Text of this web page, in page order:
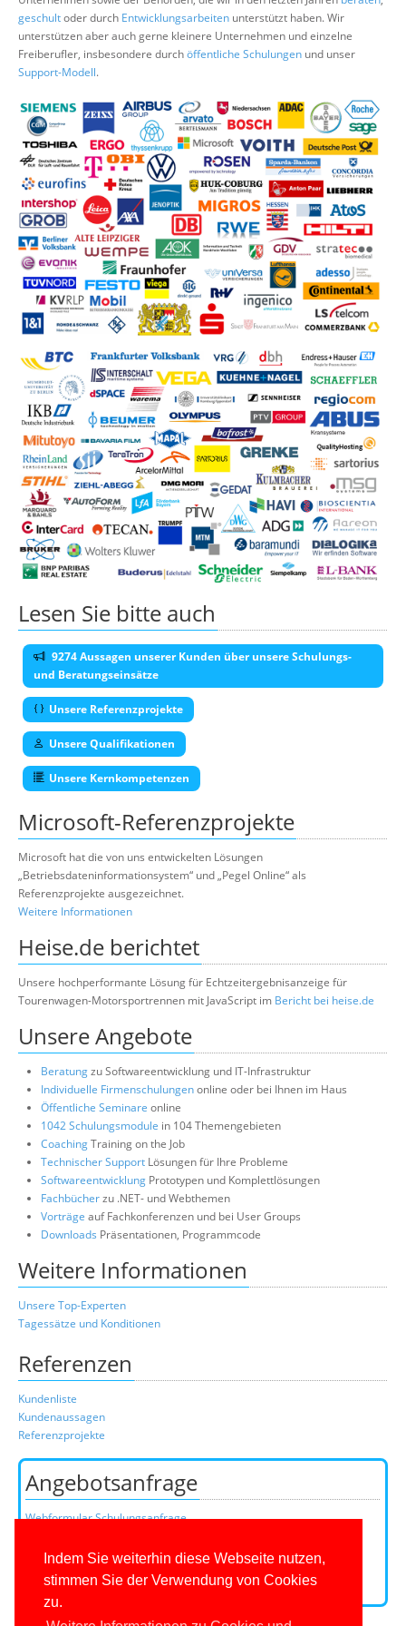
Indem Sie weiterhin diese Webseite nutzen,
stimmen Sie der Verwendung von Cookies
zu.
Über uns
Suche
geschultoder durch Entwicklungsarbeiten unterstützt haben. Wir
unterstützen aber auch gerne kleinere Unternehmen und einzelne
Freiberufler, insbesondere durchöffentliche Schulungen und unser
Support-Modell.
Lesen Sie bitte auch
9274 Aussagen unserer Kunden über unsere Schulungs-
und Beratungseinsätze
Unsere Referenzprojekte
Unsere Qualifikationen
Unsere Kernkompetenzen
Microsoft-Referenzprojekte
Microsoft hat die von uns entwickelten Lösungen
„Betriebsdateninformationsystem“ und „Pegel Online“ als
Referenzprojekte ausgezeichnet.
Weitere Informationen
Heise.de berichtet
Unsere hochperformante Lösung für Echtzeitergebnisanzeige für
Tourenwagen-Motorsportrennen mit JavaScript im Bericht bei heise.de
Unsere Angebote
Beratungzu Softwareentwicklung und IT-Infrastruktur
Individuelle Firmenschulungenonline oder bei Ihnen im Haus
Öffentliche Seminare online
1042 Schulungsmodule in 104 Themengebieten
CoachingTraining on the Job
Technischer Support Lösungen für Ihre Probleme
Softwareentwicklung Prototypen und Komplettlösungen
Fachbücherzu .NET- und Webthemen
Vorträge auf Fachkonferenzen und bei User Groups
Downloads Präsentationen, Programmcode
Weitere Informationen
Unsere Top-Experten
Tagessätze und Konditionen
Referenzen
Kundenliste
Kundenaussagen
Referenzprojekte
Angebotsanfrage
Webformular Schulungsanfrage
oder über unser Kundenteam:
Telefon
0201/649590-0
(Mo-Fr 9-16 Uhr)
E-Mail: